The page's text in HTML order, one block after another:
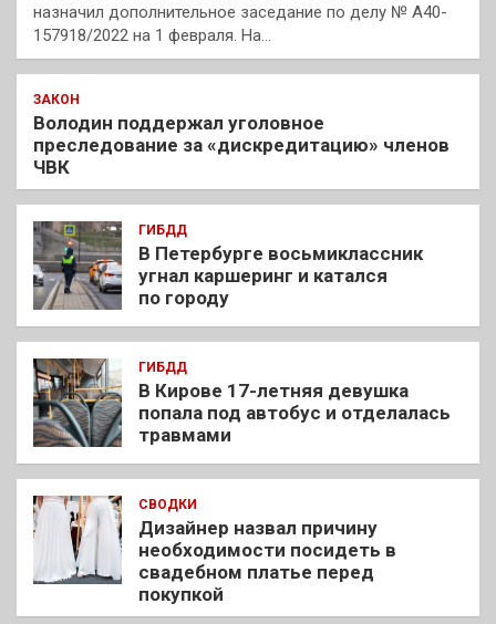
назначил дополнительное заседание по делу № А40-
157918/2022 на 1 февраля. На…
ЗАКОН
Володин поддержал уголовное
преследование за «дискредитацию» членов
ЧВК
ГИБДД
В Петербурге восьмиклассник
угнал каршеринг и катался
по городу
ГИБДД
В Кирове 17-летняя девушка
попала под автобус и отделалась
травмами
СВОДКИ
Дизайнер назвал причину
необходимости посидеть в
свадебном платье перед
покупкой